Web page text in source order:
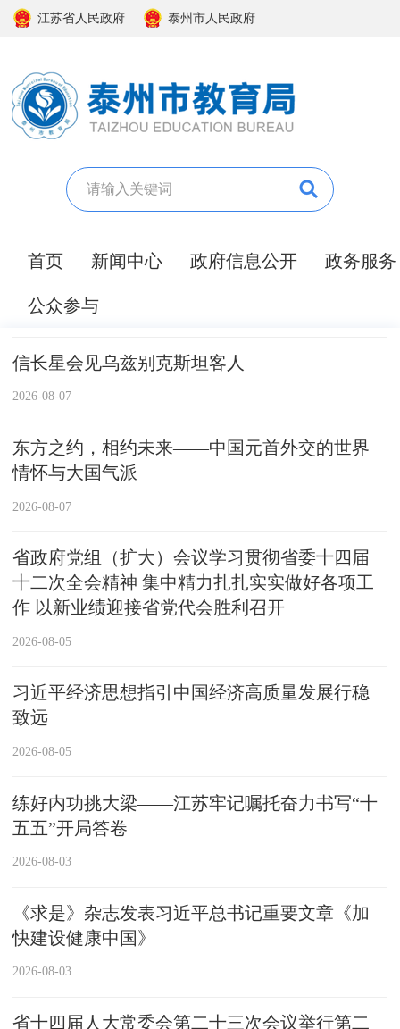
江苏省人民政府 泰州市人民政府
首页 新闻中心 政府信息公开 政务服务
公众参与
信长星会见乌兹别克斯坦客人
2026-08-07
东方之约，相约未来——中国元首外交的世界
情怀与大国气派
2026-08-07
省政府党组（扩大）会议学习贯彻省委十四届
十二次全会精神 集中精力扎扎实实做好各项工
作 以新业绩迎接省党代会胜利召开
2026-08-05
习近平经济思想指引中国经济高质量发展行稳
致远
2026-08-05
练好内功挑大梁——江苏牢记嘱托奋力书写“十
五五”开局答卷
2026-08-03
《求是》杂志发表习近平总书记重要文章《加
快建设健康中国》
2026-08-03
省十四届人大常委会第二十三次会议举行第二